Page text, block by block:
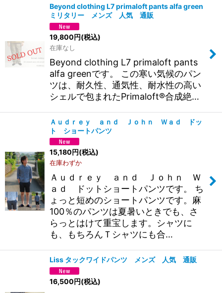
Beyond clothing L7 primaloft pants alfa green
ミリタリー メンズ 人気 通販
19,800円(税込)
在庫なし
Beyond clothing L7 primaloft pants
alfa greenです。 この寒い気候のパン
ツは、耐久性、通気性、耐水性の高い
シェルで包まれたPrimaloft®合成絶…
Ａｕｄｒｅｙ ａｎｄ Ｊｏｈｎ Ｗａｄ ドッ
ト ショートパンツ
15,180円(税込)
在庫わずか
Ａｕｄｒｅｙ ａｎｄ Ｊｏｈｎ Ｗ
ａｄ ドットショートパンツです。 ち
ょっと短めのショートパンツです。麻
100％のパンツは夏暑いときでも、さ
らっとはけて重宝します。シャツに
も、もちろんＴシャツにも合…
Liss タックワイドパンツ メンズ 人気 通販
16,500円(税込)